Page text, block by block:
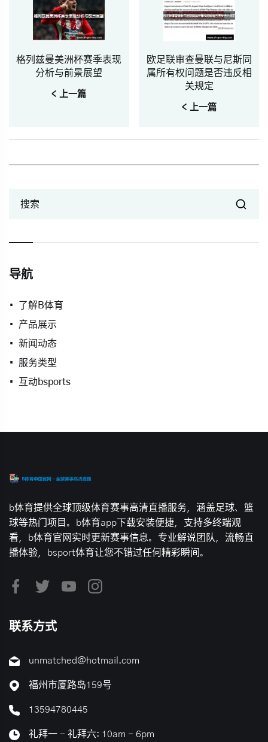
格列兹曼美洲杯赛季表现
分析与前景展望
< 上一篇
欧足联审查曼联与尼斯同
属所有权问题是否违反相
关规定
< 上一篇
搜索
导航
了解B体育
产品展示
新闻动态
服务类型
互动bsports
b体育提供全球顶级体育赛事高清直播服务，涵盖足球、篮
球等热门项目。b体育app下载安装便捷，支持多终端观
看，b体育官网实时更新赛事信息。专业解说团队，流畅直
播体验，bsport体育让您不错过任何精彩瞬间。
联系方式
unmatched@hotmail.com
福州市厦路岛159号
13594780445
礼拜一 - 礼拜六: 10am - 6pm